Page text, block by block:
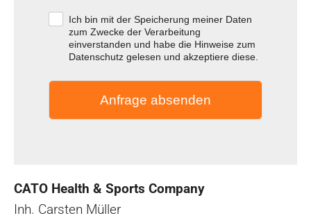
Ich bin mit der Speicherung meiner Daten
zum Zwecke der Verarbeitung
einverstanden und habe die Hinweise zum
Datenschutz gelesen und akzeptiere diese.
Anfrage absenden
CATO Health & Sports Company
Inh. Carsten Müller